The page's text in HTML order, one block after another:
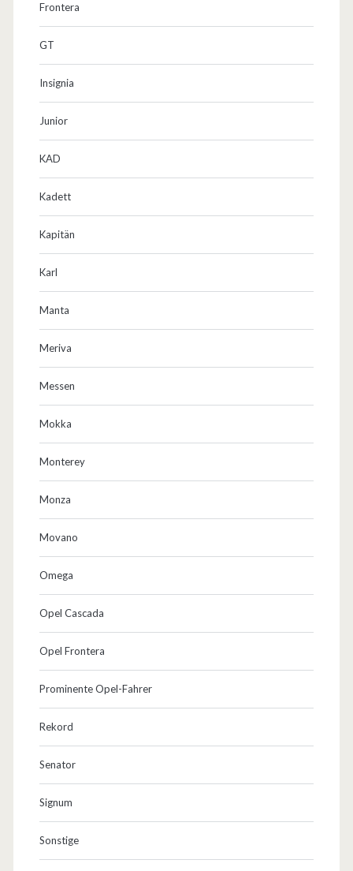
Frontera
GT
Insignia
Junior
KAD
Kadett
Kapitän
Karl
Manta
Meriva
Messen
Mokka
Monterey
Monza
Movano
Omega
Opel Cascada
Opel Frontera
Prominente Opel-Fahrer
Rekord
Senator
Signum
Sonstige